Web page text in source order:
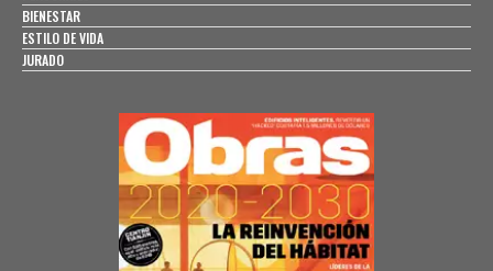
BIENESTAR
ESTILO DE VIDA
JURADO